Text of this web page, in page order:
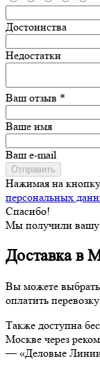
Достоинства
Недостатки
Ваш отзыв *
Ваше имя
Ваш e-mail
Отправить
Нажимая на
персональных
Спасибо!
Мы получили вашу
Доставка в
Вы можете
оплатить
Также доступна
Москве через
— «Деловые